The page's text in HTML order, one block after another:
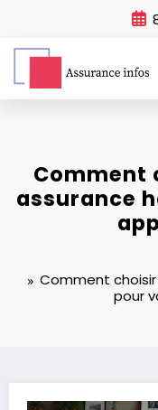
Comment
assurance
Comment
pour